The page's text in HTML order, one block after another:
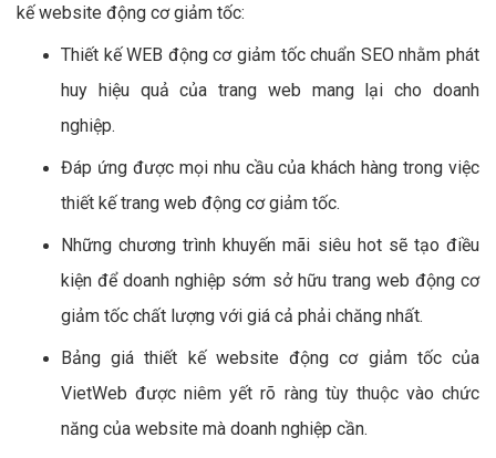
kế website động cơ giảm tốc:
Thiết kế WEB động cơ giảm tốc chuẩn SEO nhằm phát
huy hiệu quả của trang web mang lại cho doanh
nghiệp.
Đáp ứng được mọi nhu cầu của khách hàng trong việc
thiết kế trang web động cơ giảm tốc.
Những chương trình khuyến mãi siêu hot sẽ tạo điều
kiện để doanh nghiệp sớm sở hữu trang web động cơ
giảm tốc chất lượng với giá cả phải chăng nhất.
Bảng giá thiết kế website động cơ giảm tốc của
VietWeb được niêm yết rõ ràng tùy thuộc vào chức
năng của website mà doanh nghiệp cần.